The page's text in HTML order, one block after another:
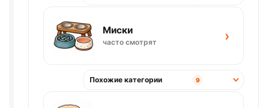
Миски
часто смотрят ›
Похожие категории 9